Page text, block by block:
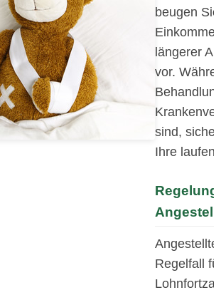
beugen Sie
längerer
vor.
sind,
Ihre
Regelfall